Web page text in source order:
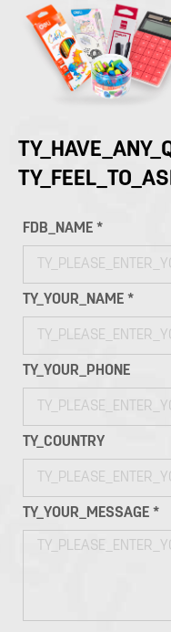
FDB_NAME *
TY_YOUR_NAME *
TY_YOUR_PHONE
TY_COUNTRY
TY_YOUR_MESSAGE *